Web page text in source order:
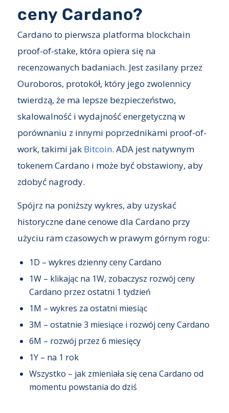
ceny Cardano?
Cardano to pierwsza platforma blockchain
proof-of-stake, która opiera się na
recenzowanych badaniach. Jest zasilany przez
Ouroboros, protokół, który jego zwolennicy
twierdzą, że ma lepsze bezpieczeństwo,
skalowalność i wydajność energetyczną w
porównaniu z innymi poprzednikami proof-of-
work, takimi jak Bitcoin. ADA jest natywnym
tokenem Cardano i może być obstawiony, aby
zdobyć nagrody.
Spójrz na poniższy wykres, aby uzyskać
historyczne dane cenowe dla Cardano przy
użyciu ram czasowych w prawym górnym rogu:
1D – wykres dzienny ceny Cardano
1W – klikając na 1W, zobaczysz rozwój ceny
Cardano przez ostatni 1 tydzień
1M – wykres za ostatni miesiąc
3M – ostatnie 3 miesiące i rozwój ceny Cardano
6M – rozwój przez 6 miesięcy
1Y – na 1 rok
Wszystko – jak zmieniała się cena Cardano od
momentu powstania do dziś